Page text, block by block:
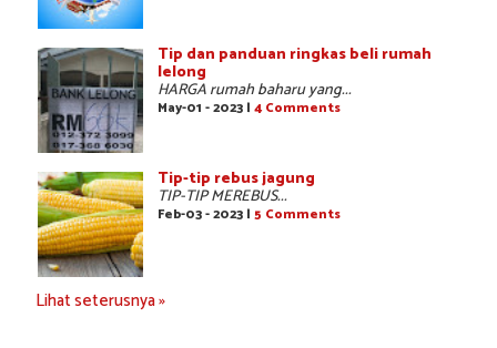
Tip dan panduan ringkas beli rumah
lelong
HARGA rumah baharu yang...
May-01 - 2023 | 4 Comments
Tip-tip rebus jagung
TIP-TIP MEREBUS...
Feb-03 - 2023 | 5 Comments
Lihat seterusnya »